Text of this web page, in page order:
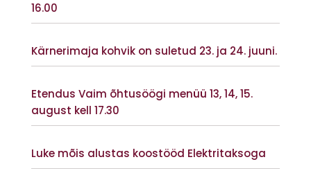
16.00
Kärnerimaja kohvik on suletud 23. ja 24. juuni.
Etendus Vaim õhtusöögi menüü 13, 14, 15.
august kell 17.30
Luke mõis alustas koostööd Elektritaksoga